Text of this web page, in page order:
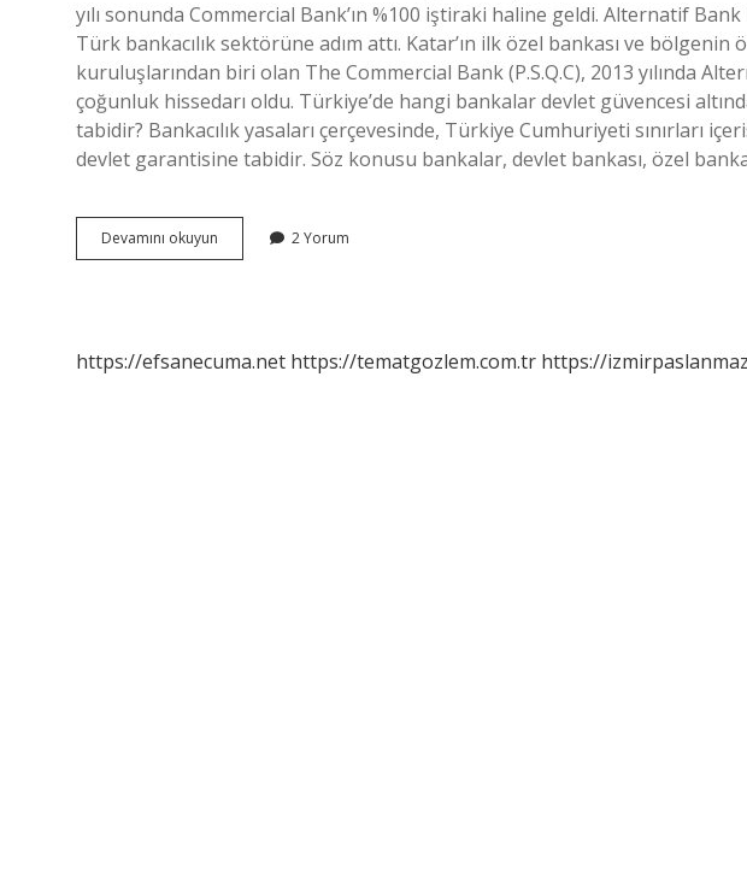
yılı sonunda Commercial Bank’ın %100 iştiraki haline geldi. Alternatif
Türk bankacılık sektörüne adım attı. Katar’ın ilk özel bankası ve bölgenin
kuruluşlarından biri olan The Commercial Bank (P.S.Q.C), 2013 yılında
çoğunluk hissedarı oldu. Türkiye’de hangi bankalar devlet güvencesi
tabidir? Bankacılık yasaları çerçevesinde, Türkiye Cumhuriyeti sınırları
devlet garantisine tabidir. Söz konusu bankalar, devlet bankası, özel
Devamını okuyun Alternatif
Bank
2 Yorum
https://efsanecuma.net https://tematgozlem.com.tr https://